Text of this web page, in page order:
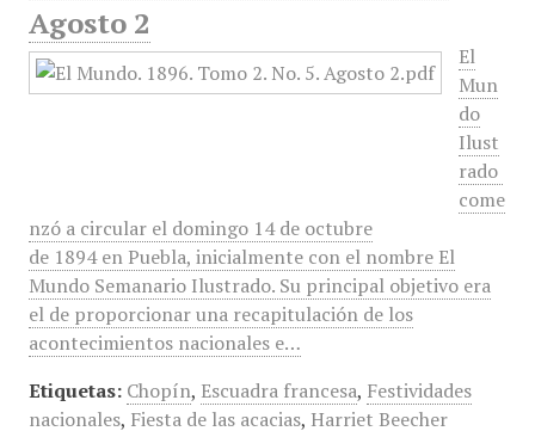
Agosto 2
El
Mun
do
Ilust
rado
come
nzó a circular el domingo 14 de octubre
de 1894 en Puebla, inicialmente con el nombre El
Mundo Semanario Ilustrado. Su principal objetivo era
el de proporcionar una recapitulación de los
acontecimientos nacionales e…
Etiquetas: Chopín, Escuadra francesa, Festividades
nacionales, Fiesta de las acacias, Harriet Beecher